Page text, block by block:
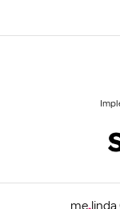
me.linda